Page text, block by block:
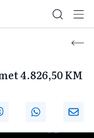
4.826,50 KM